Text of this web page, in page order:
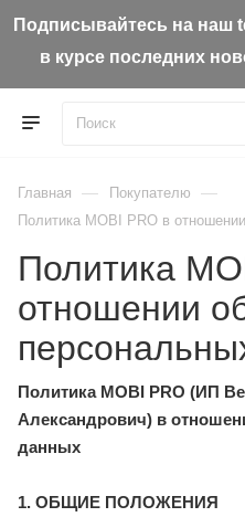
Подписывайтесь на наш
в курсе последних
Главная — Покупателю —
Политика MOBI PRO в
Политика
отношении
Политика MOBI PRO (ИП
Александрович) в
данных
1. ОБЩИЕ ПОЛОЖЕНИЯ